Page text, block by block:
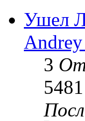
Ушел
3
5481